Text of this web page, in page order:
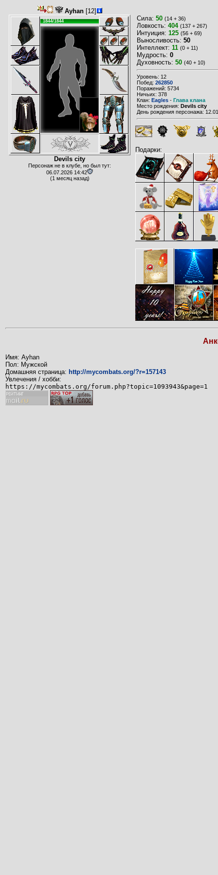
Ayhan[12]
1844/1844
Devils city
Персонаж не в клубе, но был тут:
06.07.2026 14:42
(1 месяц назад)
Сила: 50 (14 + 36)
Ловкость: 404 (137 + 267)
Интуиция: 125 (56 + 69)
Выносливость: 50
Интеллект: 11 (0 + 11)
Мудрость: 0
Духовность: 50 (40 + 10)
Уровень: 12
Побед: 262850
Поражений: 5734
Ничьих: 378
Клан: Eagles - Глава клана
Место рождения: Devils city
День рождения персонажа:
Подарки:
Имя: Ayhan
Пол: Мужской
Домашняя страница: http://mycombats.org/?r=157143
Увлечения / хобби:
https://mycombats.org/forum.php?topic=1093943&page=1